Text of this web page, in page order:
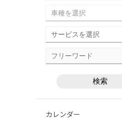
カレンダー